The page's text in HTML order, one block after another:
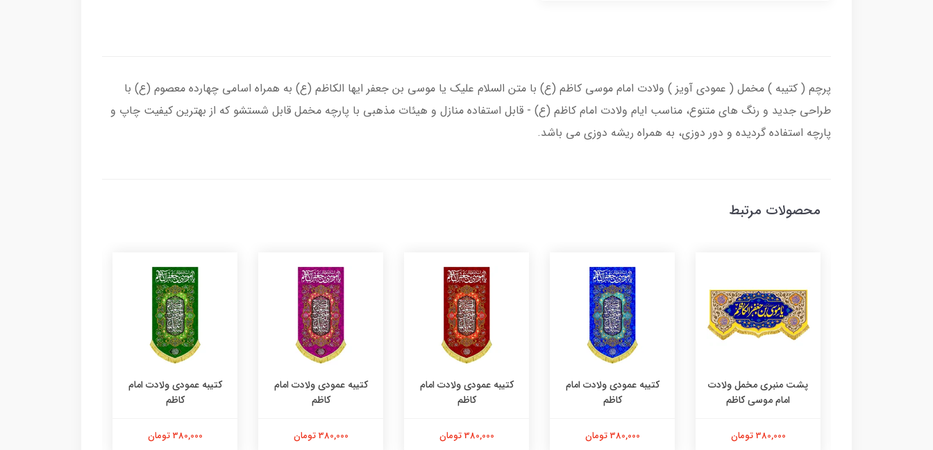
پرچم ( کتیبه ) مخمل ( عمودی آویز ) ولادت امام موسی کاظم (ع) با متن السلام علیک یا موسی بن جعفر ایها الکاظم (ع) به همراه اسامی چهارده معصوم (ع) با
طراحی جدید و رنگ های متنوع، مناسب ایام ولادت امام کاظم (ع) - قابل استفاده منازل و هیئات مذهبی با پارچه مخمل قابل شستشو که از بهترین کیفیت چاپ و
پارچه استفاده گردیده و دور دوزی، به همراه ریشه دوزی می باشد.
محصولات مرتبط
پشت منبری مخمل ولادت
امام موسی کاظم
380,000 تومان
کتیبه عمودی ولادت امام
کاظم
380,000 تومان
کتیبه عمودی ولادت امام
کاظم
380,000 تومان
کتیبه عمودی ولادت امام
کاظم
380,000 تومان
کتیبه عمودی ولادت امام
کاظم
380,000 تومان